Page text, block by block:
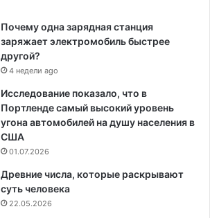
Почему одна зарядная станция
заряжает электромобиль быстрее
другой?
4 недели ago
Исследование показало, что в
Портленде самый высокий уровень
угона автомобилей на душу населения в
США
01.07.2026
Древние числа, которые раскрывают
суть человека
22.05.2026